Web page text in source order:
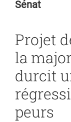
Sénat
Projet
la
durcit
peurs